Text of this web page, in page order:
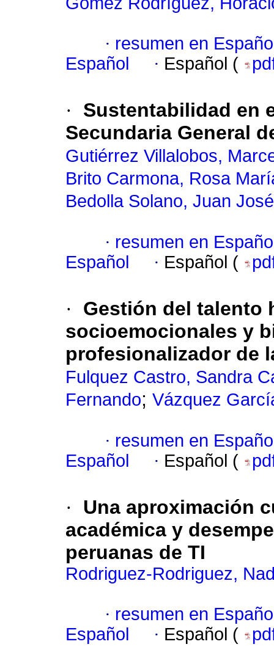
· resumen en
Español
· Español (
·
Sustentabilidad en
Secundaria General
Gutiérrez Villalobos,
Brito Carmona, Rosa
Bedolla Solano, Juan José
· resumen en
Español
· Español (
·
Gestión del talento
socioemocionales y
profesionalizador de
Fulquez Castro, Sandra
Fernando; Vázquez
· resumen en
Español
· Español (
·
Una aproximación
académica y
peruanas de TI
Rodriguez-Rodriguez,
· resumen en
Español
· Español (